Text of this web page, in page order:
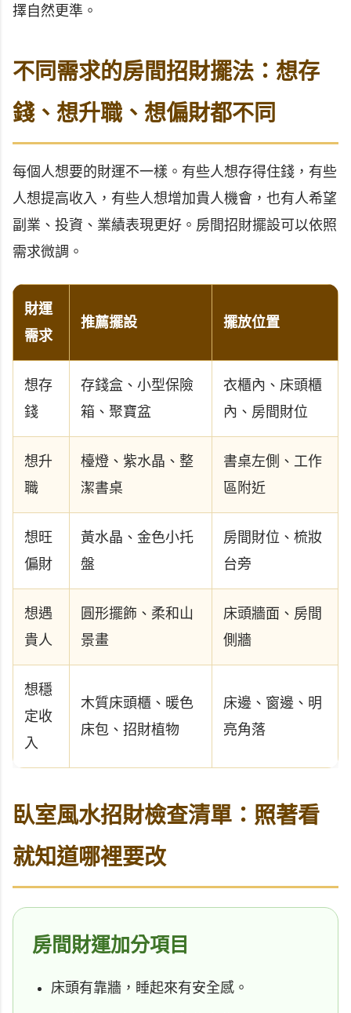
擇自然更準。
不同需求的房間招財擺法：想存
錢、想升職、想偏財都不同
每個人想要的財運不一樣。有些人想存得住錢，有些
人想提高收入，有些人想增加貴人機會，也有人希望
副業、投資、業績表現更好。房間招財擺設可以依照
需求微調。
財運
需求
推薦擺設 擺放位置
想存
錢
存錢盒、小型保險
箱、聚寶盆
衣櫃內、床頭櫃
內、房間財位
想升
職
檯燈、紫水晶、整
潔書桌
書桌左側、工作
區附近
想旺
偏財
黃水晶、金色小托
盤
房間財位、梳妝
台旁
想遇
貴人
圓形擺飾、柔和山
景畫
床頭牆面、房間
側牆
想穩
定收
入
木質床頭櫃、暖色
床包、招財植物
床邊、窗邊、明
亮角落
臥室風水招財檢查清單：照著看
就知道哪裡要改
房間財運加分項目
床頭有靠牆，睡起來有安全感。